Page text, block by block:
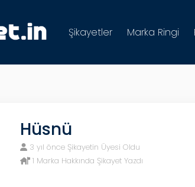
Şikayetler Marka Ringi
Hüsnü
3 yıl önce Şikayetin Üyesi Oldu
1 Marka Hakkında Şikayet Yazdı